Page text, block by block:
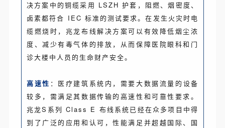
决方案中的铜缆采用 LSZH 护套，阻燃、烟密度、
卤素都符合 IEC 标准的测试要求。在发生火灾时电
缆燃烧时，兆龙布线解决方案可以有效降低烟尘浓
度、减少有毒气体的排放，从而保障医院眼科和门
诊大楼中人员的生命财产安全。
高速性 ：医疗建筑系统内，需要大数据流量的设备
较多，需满足其数据传输的高速性和可靠性要求。
兆龙S系列 Class E 布线系统已经在众多项目中得
到了广泛的应用和认可，性能满足并超越国际、国